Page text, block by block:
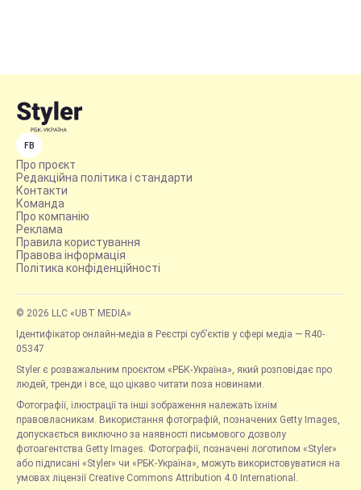
FB
Про проєкт
Редакційна політика і стандарти
Контакти
Команда
Про компанію
Реклама
Правила користування
Правова інформація
Політика конфіденційності
© 2026 LLC «UBT MEDIA»
Ідентифікатор онлайн-медіа в Реєстрі суб’єктів у сфері медіа — R40-
05347
Styler є розважальним проєктом «РБК-Україна», який розповідає про
людей, тренди і все, що цікаво читати поза новинами.
Фотографії, ілюстрації та інші зображення належать їхнім
правовласникам. Використання фотографій, позначених Getty Images,
допускається виключно за наявності письмового дозволу
фотоагентства Getty Images. Фотографії, позначені логотипом «Styler»
або підписані «Styler» чи «РБК-Україна», можуть використовуватися на
умовах ліцензії Creative Commons Attribution 4.0 International.